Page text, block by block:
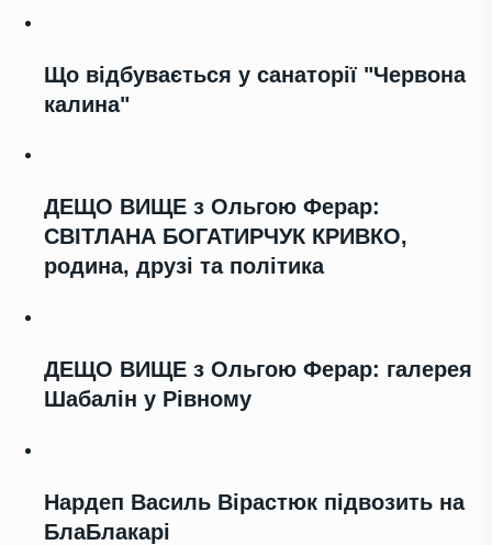
Що відбувається у санаторії "Червона
калина"
ДЕЩО ВИЩЕ з Ольгою Ферар:
СВІТЛАНА БОГАТИРЧУК КРИВКО,
родина, друзі та політика
ДЕЩО ВИЩЕ з Ольгою Ферар: галерея
Шабалін у Рівному
Нардеп Василь Вірастюк підвозить на
БлаБлакарі